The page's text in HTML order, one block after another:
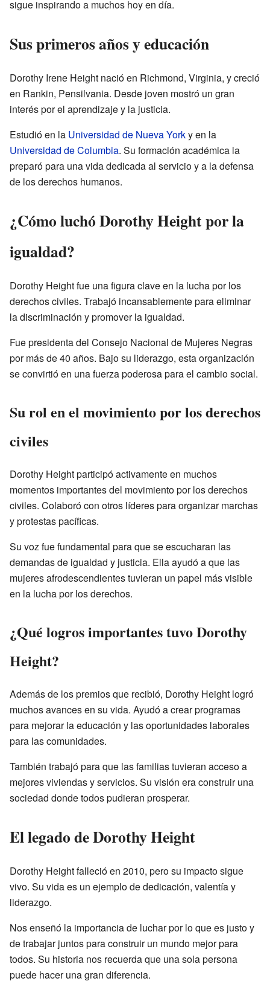
sigue inspirando a muchos hoy en día.
Sus primeros años y educación
Dorothy Irene Height nació en Richmond, Virginia, y creció
en Rankin, Pensilvania. Desde joven mostró un gran
interés por el aprendizaje y la justicia.
Estudió en la Universidad de Nueva Yorky en la
Universidad de Columbia. Su formación académica la
preparó para una vida dedicada al servicio y a la defensa
de los derechos humanos.
¿Cómo luchó Dorothy Height por la
igualdad?
Dorothy Height fue una figura clave en la lucha por los
derechos civiles. Trabajó incansablemente para eliminar
la discriminación y promover la igualdad.
Fue presidenta del Consejo Nacional de Mujeres Negras
por más de 40 años. Bajo su liderazgo, esta organización
se convirtió en una fuerza poderosa para el cambio social.
Su rol en el movimiento por los derechos
civiles
Dorothy Height participó activamente en muchos
momentos importantes del movimiento por los derechos
civiles. Colaboró con otros líderes para organizar marchas
y protestas pacíficas.
Su voz fue fundamental para que se escucharan las
demandas de igualdad y justicia. Ella ayudó a que las
mujeres afrodescendientes tuvieran un papel más visible
en la lucha por los derechos.
¿Qué logros importantes tuvo Dorothy
Height?
Además de los premios que recibió, Dorothy Height logró
muchos avances en su vida. Ayudó a crear programas
para mejorar la educación y las oportunidades laborales
para las comunidades.
También trabajó para que las familias tuvieran acceso a
mejores viviendas y servicios. Su visión era construir una
sociedad donde todos pudieran prosperar.
El legado de Dorothy Height
Dorothy Height falleció en 2010, pero su impacto sigue
vivo. Su vida es un ejemplo de dedicación, valentía y
liderazgo.
Nos enseñó la importancia de luchar por lo que es justo y
de trabajar juntos para construir un mundo mejor para
todos. Su historia nos recuerda que una sola persona
puede hacer una gran diferencia.